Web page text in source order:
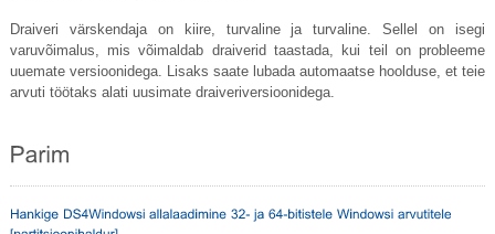
Draiveri värskendaja on kiire, turvaline ja turvaline. Sellel on isegi
varuvõimalus, mis võimaldab draiverid taastada, kui teil on probleeme
uuemate versioonidega. Lisaks saate lubada automaatse hoolduse, et teie
arvuti töötaks alati uusimate draiveriversioonidega.